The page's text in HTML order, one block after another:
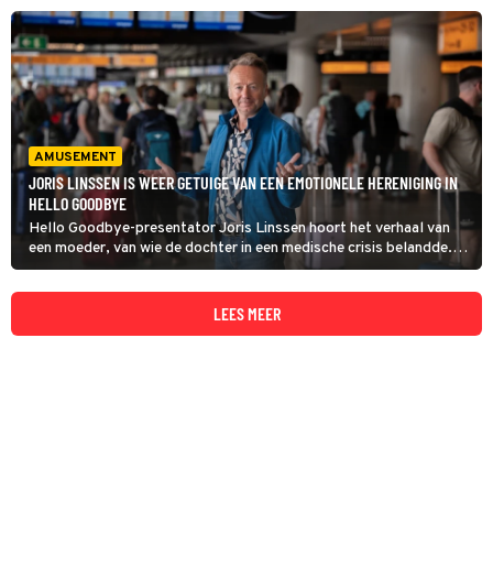
als ze ook nog eens een nachtje weggaan.
AMUSEMENT
JORIS LINSSEN IS WEER GETUIGE VAN EEN EMOTIONELE HERENIGING IN
HELLO GOODBYE
Hello Goodbye-presentator Joris Linssen hoort het verhaal van
een moeder, van wie de dochter in een medische crisis belandde.
Die moest daardoor voortijdig haar studiereis afbreken. Het
weerzien in de aankomsthal is emotioneel.
LEES MEER